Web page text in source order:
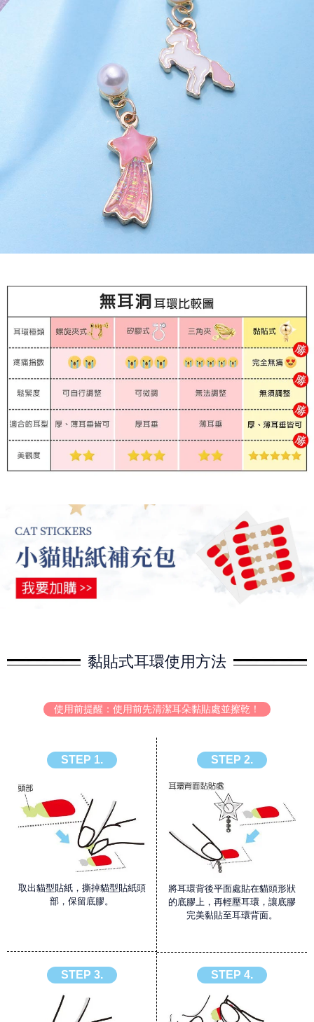
黏貼式耳環使用方法
使用前提醒：使用前先清潔耳朵黏貼處並擦乾！
STEP 1.
取出貓型貼紙，撕掉貓型貼紙頭
部，保留底膠。
STEP 2.
將耳環背後平面處貼在貓頭形狀
的底膠上，再輕壓耳環，讓底膠
完美黏貼至耳環背面。
STEP 3. STEP 4.